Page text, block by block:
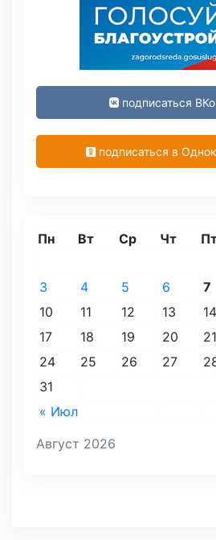
подписаться
подписаться в
Август 2026
Пн Вт Ср Чт
« Июл
3
4 5 6 7
10
11 12 13 14
17
18 19 20 21
24
25 26 27
31